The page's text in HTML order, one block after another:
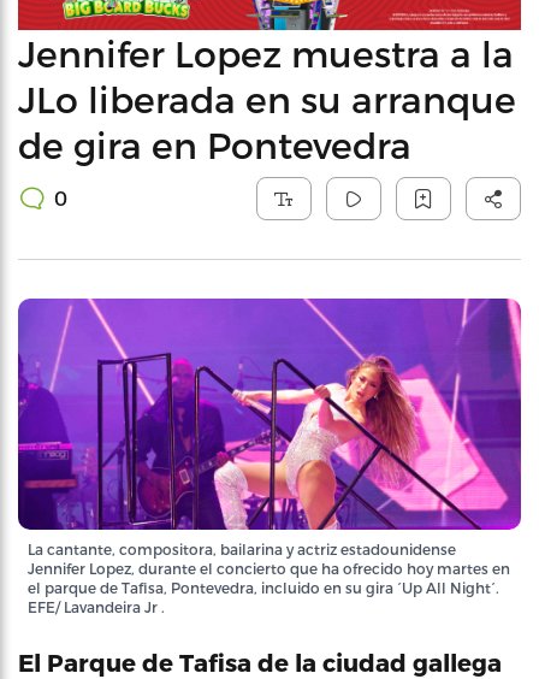
Jennifer Lopez muestra a la
JLo liberada en su arranque
de gira en Pontevedra
0
La cantante, compositora, bailarina y actriz estadounidense
Jennifer Lopez, durante el concierto que ha ofrecido hoy martes en
el parque de Tafisa, Pontevedra, incluido en su gira ´Up All Night´.
EFE/ Lavandeira Jr .
El Parque de Tafisa de la ciudad gallega